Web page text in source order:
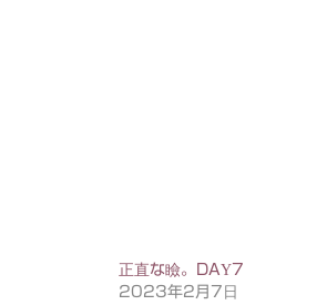
正直な瞼。DAY7
2023年2月7日